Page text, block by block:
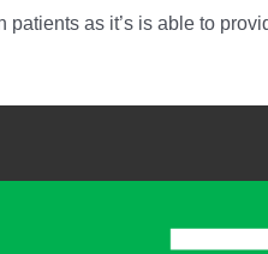
as it’s is able to